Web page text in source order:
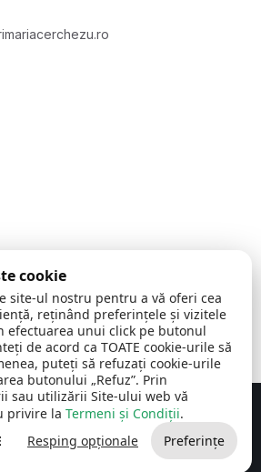
© 2026Toate drepturile rezervate
Big Media Relații Publice SRL
cookie
site-ul nostru pentru a vă oferi cea
reținând preferințele și vizitele
efectuarea unui click pe butonul
de acord ca TOATE cookie-urile să
puteți să refuzați cookie-urile
butonului „Refuz”. Prin
sau utilizării Site-ului web vă
privire la Termeni și Condiții.
Resping opționale Preferințe